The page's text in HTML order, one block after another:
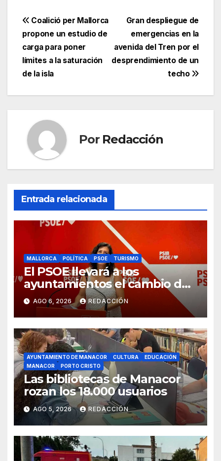
c
e
b
o
k
itt
er
ail at
s
p
e
gr
a
m
m
p
ar
tir
Navegación
de
entradas
Gran despliegue de
emergencias en la
avenida del Tren por el
desprendimiento de un
techo
Coalició per Mallorca
propone un estudio de
carga para poner
límites a la saturación
de la isla
Por Redacción
Entrada relacionada
MALLORCA POLÍTICA PSOE TURISMO
El PSOE llevará a los
ayuntamientos el cambio de
modelo turístico y de vivienda
AGO 6, 2026 REDACCIÓN
AYUNTAMIENTO DE MANACOR CULTURA
EDUCACIÓN
MANACOR
PORTO CRISTO
Las bibliotecas de Manacor
rozan los 18.000 usuarios
AGO 5, 2026 REDACCIÓN